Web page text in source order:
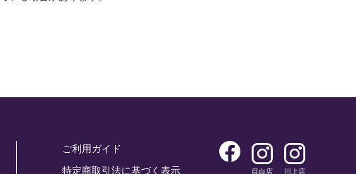
ご利用ガイド
特定商取引法に基づく表示
目白店 川上店